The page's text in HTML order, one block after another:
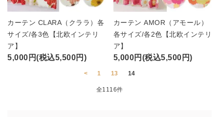
カーテン CLARA（クララ）各
サイズ/各3色【北欧インテリ
ア】
5,000円(税込5,500円)
カーテン AMOR（アモール）
各サイズ/各2色【北欧インテリ
ア】
5,000円(税込5,500円)
< 1 13 14
全1116件